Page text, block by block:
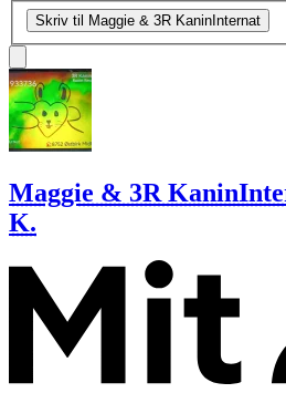
Skriv til Maggie & 3R KaninInternat
Maggie & 3R
K.